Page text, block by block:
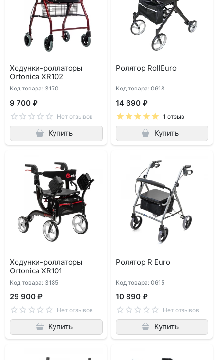
Ходунки-роллаторы
Ortonica XR102
Код товара: 3170
9 700 ₽
Нет отзывов
Купить
Ролятор RollEuro
Код товара: 0618
14 690 ₽
1 отзыв
Купить
Ходунки-роллаторы
Ortonica XR101
Код товара: 3185
29 900 ₽
Нет отзывов
Купить
Ролятор R Euro
Код товара: 0615
10 890 ₽
Нет отзывов
Купить